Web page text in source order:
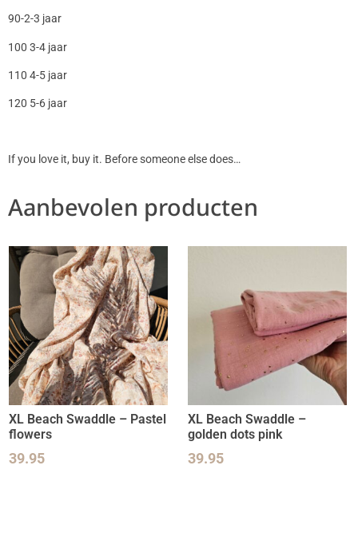
90-2-3 jaar
100 3-4 jaar
110 4-5 jaar
120 5-6 jaar
If you love it, buy it. Before someone else does…
Aanbevolen producten
XL Beach Swaddle – Pastel
flowers
39.95
XL Beach Swaddle –
golden dots pink
39.95